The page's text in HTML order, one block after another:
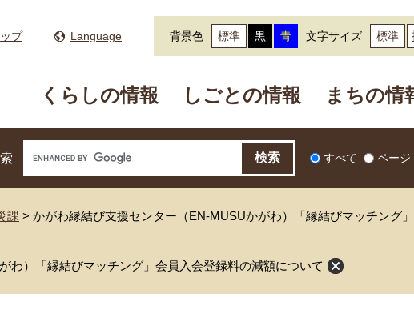
プ Language 背景色 標準 黒 青 文字サイズ 標準
くらしの情報 しごとの情報 まちの情
すべて ページ
課 > かがわ縁結び支援センター（EN-MUSUかがわ）「縁結びマッチング
わ）「縁結びマッチング」会員入会登録料の減額について